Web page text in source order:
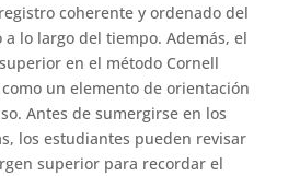
coherente y ordenado del
lo largo del tiempo. Además, el
en el método Cornell
un elemento de orientación
Antes de sumergirse en los
los estudiantes pueden revisar
superior para recordar el